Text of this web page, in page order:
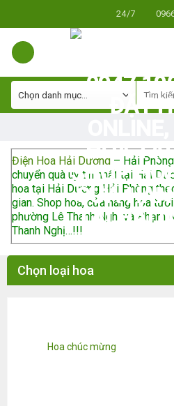
to
content
24/7
Điện Hoa Hải Dương – Hải
chuyển quà uy tín nhất tại Hải
hoa tại Hải Dương Hải Phòng
gian. Shop hoa, cửa hàng hoa
phường Lê Thanh Nghị và Phạm
Thanh Nghị…!!!
Chọn loại hoa
Hoa chúc mừng